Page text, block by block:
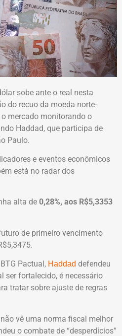
sobe ante o real nesta
do recuo da moeda norte-
mercado monitorando o
Haddad, que participa de
Paulo.
e eventos econômicos
está no radar dos
alta de 0,28%, aos R$5,3353
de primeiro vencimento
Pactual, Haddad defendeu
ser fortalecido, é necessário
tratar sobre ajuste de regras
vê uma norma fiscal melhor
o combate de “desperdícios”